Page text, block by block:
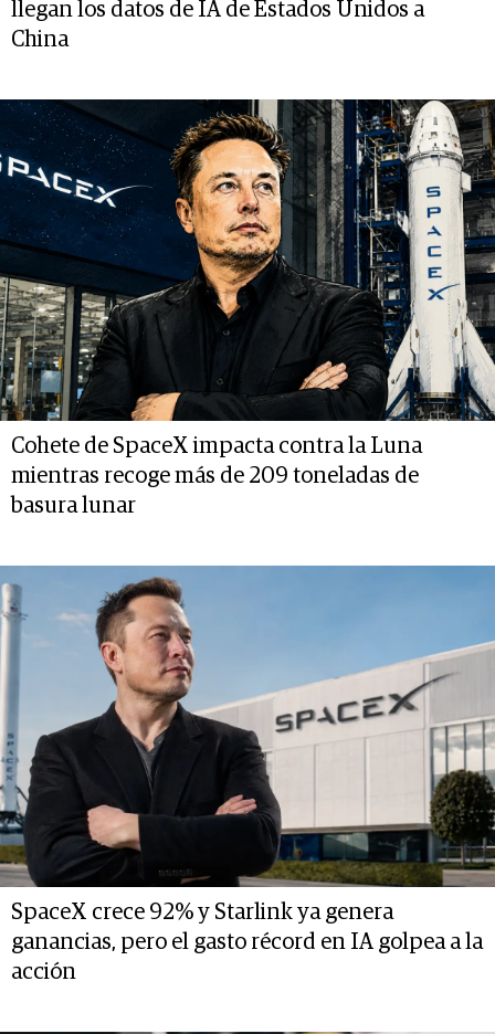
llegan los datos de IA de Estados Unidos a
China
Cohete de SpaceX impacta contra la Luna
mientras recoge más de 209 toneladas de
basura lunar
SpaceX crece 92% y Starlink ya genera
ganancias, pero el gasto récord en IA golpea a la
acción